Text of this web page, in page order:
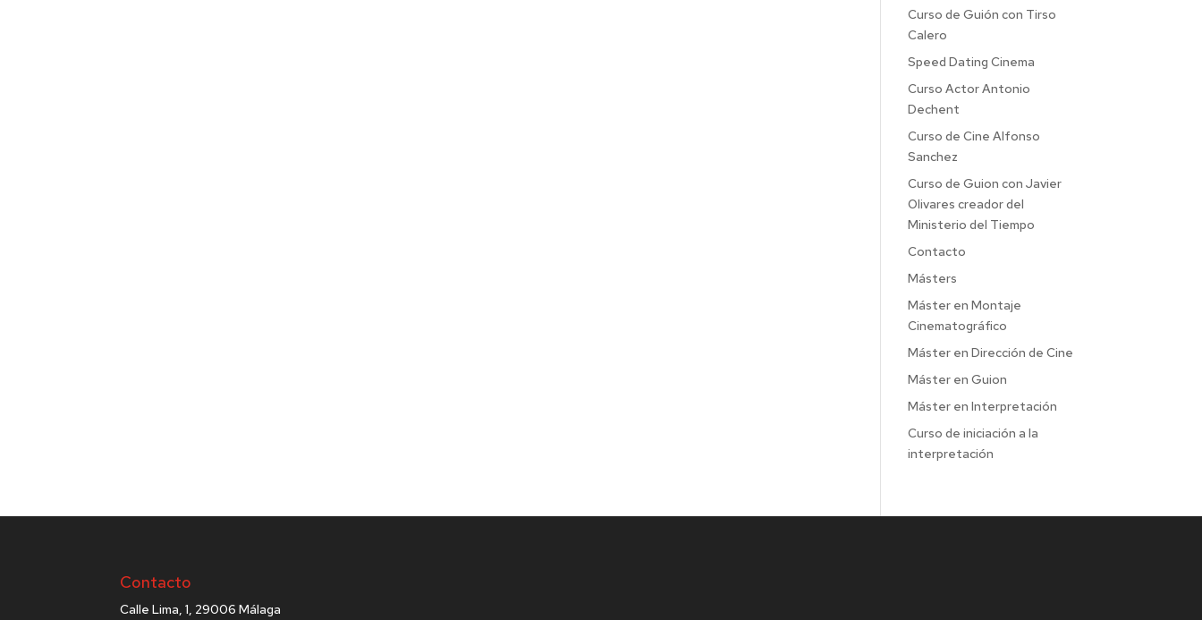
Curso de Guión con Tirso
Calero
Speed Dating Cinema
Curso Actor Antonio
Dechent
Curso de Cine Alfonso
Sanchez
Curso de Guion con Javier
Olivares creador del
Ministerio del Tiempo
Contacto
Másters
Máster en Montaje
Cinematográfico
Máster en Dirección de Cine
Máster en Guion
Máster en Interpretación
Curso de iniciación a la
interpretación
Contacto
Calle Lima, 1, 29006 Málaga